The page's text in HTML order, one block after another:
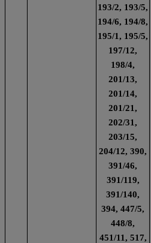
193/2, 193/5,
194/6, 194/8,
195/1, 195/5,
197/12,
198/4,
201/13,
201/14,
201/21,
202/31,
203/15,
204/12, 390,
391/46,
391/119,
391/140,
394, 447/5,
448/8,
451/11, 517,